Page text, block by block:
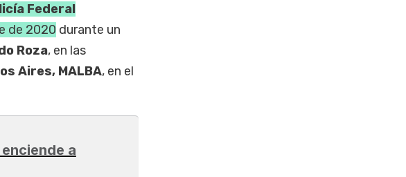
Federal
de 2020 durante un
Roza, en las
Aires, MALBA, en el
a